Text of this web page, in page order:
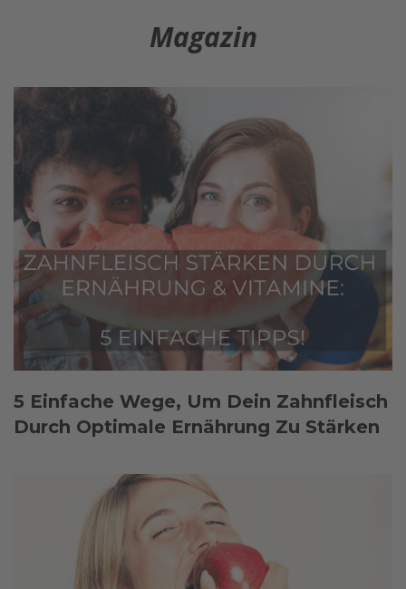
Magazin
5 Einfache Wege, Um Dein Zahnfleisch
Durch Optimale Ernährung Zu Stärken